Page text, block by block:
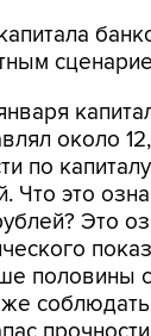
около
по
Что это
Это
половины